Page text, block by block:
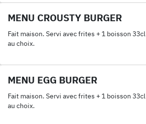
MENU CROUSTY BURGER
Fait maison. Servi avec frites + 1 boisson 33cl
au choix.
MENU EGG BURGER
Fait maison. Servi avec frites + 1 boisson 33cl
au choix.